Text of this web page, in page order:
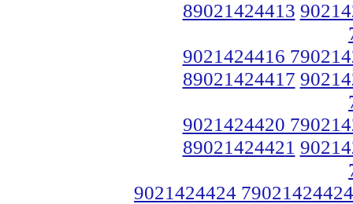
89021424413
9021424416
89021424417
9021424420
89021424421
9021424424